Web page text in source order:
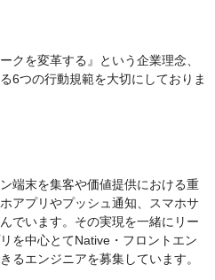
クを変革する』という企業理念、
6つの行動規範を大切にしておりま
端末を集客や価値提供における重
アプリやプッシュ通知、スマホサ
でいます。その実現を一緒にリー
を中心とてNative・フロントエン
るエンジニアを募集しています。